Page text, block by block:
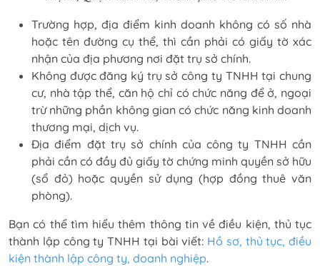
Trường hợp, địa điểm kinh doanh không có số nhà
hoặc tên đường cụ thể, thì cần phải có giấy tờ xác
nhận của địa phương nơi đặt trụ sở chính.
Không được đăng ký trụ sở công ty TNHH tại chung
cư, nhà tập thể, căn hộ chỉ có chức năng để ở, ngoại
trừ những phần không gian có chức năng kinh doanh
thương mại, dịch vụ.
Địa điểm đặt trụ sở chính của công ty TNHH cần
phải cần có đầy đủ giấy tờ chứng minh quyền sở hữu
(sổ đỏ) hoặc quyền sử dụng (hợp đồng thuê văn
phòng).
Bạn có thể tìm hiểu thêm thông tin về điều kiện, thủ tục
thành lập công ty TNHH tại bài viết: Hồ sơ, thủ tục, điều
kiện thành lập công ty, doanh nghiệp.